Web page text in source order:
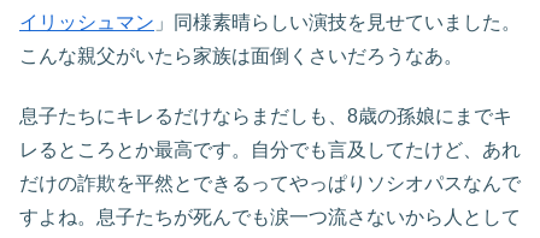
イリッシュマン 」同様素晴らしい演技を見せていました。
こんな親父がいたら家族は面倒くさいだろうなあ。
息子たちにキレるだけならまだしも、8歳の孫娘にまでキ
レるところとか最高です。自分でも言及してたけど、あれ
だけの詐欺を平然とできるってやっぱりソシオパスなんで
すよね。息子たちが死んでも涙一つ流さないから人として